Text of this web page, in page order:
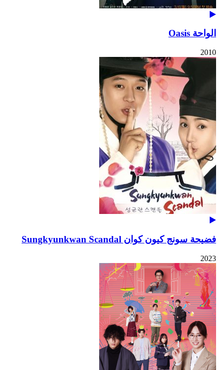
الواحة Oasis
2010
فضيحة سونج كيون كوان Sungkyunkwan Scandal
2023